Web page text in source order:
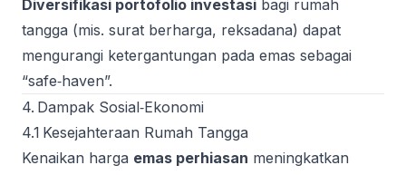
Diversifikasi portofolio investasi bagi rumah
tangga (mis. surat berharga, reksadana) dapat
mengurangi ketergantungan pada emas sebagai
“safe‑haven”.
4. Dampak Sosial‑Ekonomi
4.1 Kesejahteraan Rumah Tangga
Kenaikan harga emas perhiasan meningkatkan